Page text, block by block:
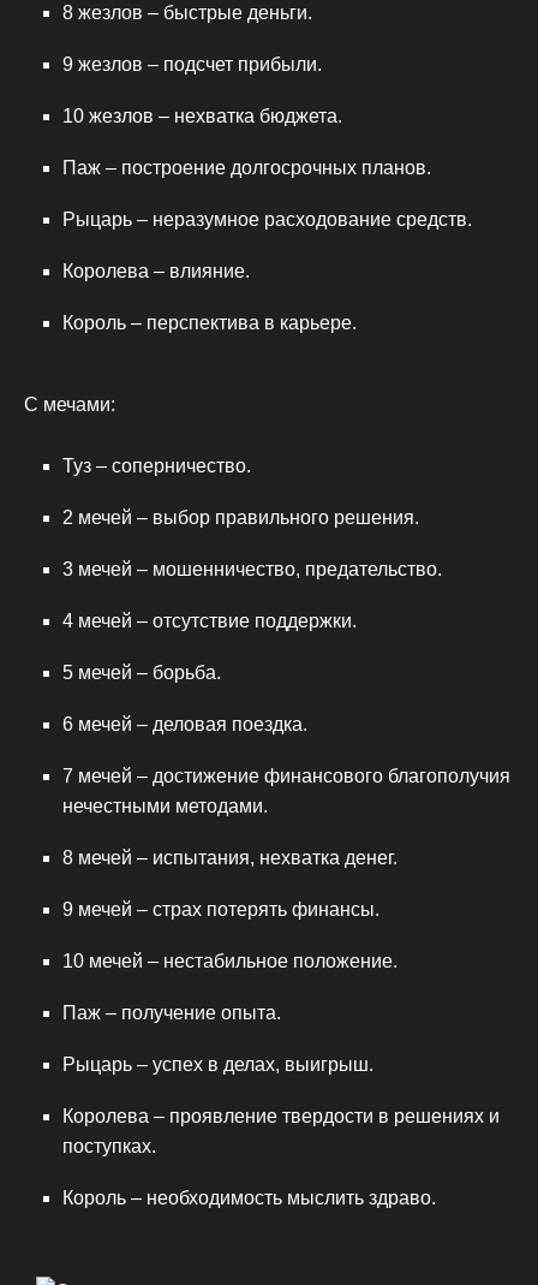
8 жезлов – быстрые деньги.
9 жезлов – подсчет прибыли.
10 жезлов – нехватка бюджета.
Паж – построение долгосрочных планов.
Рыцарь – неразумное расходование средств.
Королева – влияние.
Король – перспектива в карьере.
С мечами:
Туз – соперничество.
2 мечей – выбор правильного решения.
3 мечей – мошенничество, предательство.
4 мечей – отсутствие поддержки.
5 мечей – борьба.
6 мечей – деловая поездка.
7 мечей – достижение финансового благополучия
нечестными методами.
8 мечей – испытания, нехватка денег.
9 мечей – страх потерять финансы.
10 мечей – нестабильное положение.
Паж – получение опыта.
Рыцарь – успех в делах, выигрыш.
Королева – проявление твердости в решениях и
поступках.
Король – необходимость мыслить здраво.